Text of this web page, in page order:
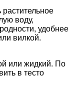
воду,
удобнее
вилкой.
или жидкий. По
в тесто